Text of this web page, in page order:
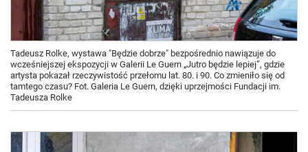
Tadeusz Rolke, wystawa "Będzie dobrze" bezpośrednio nawiązuje do
wcześniejszej ekspozycji w Galerii Le Guern „Jutro będzie lepiej”, gdzie
artysta pokazał rzeczywistość przełomu lat. 80. i 90. Co zmieniło się od
tamtego czasu? Fot. Galeria Le Guern, dzięki uprzejmości Fundacji im.
Tadeusza Rolke